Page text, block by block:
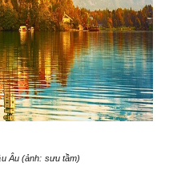
Âu (ảnh: sưu tầm)